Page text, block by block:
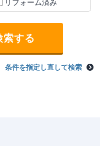
リフォーム済み
条件を指定し直して検索